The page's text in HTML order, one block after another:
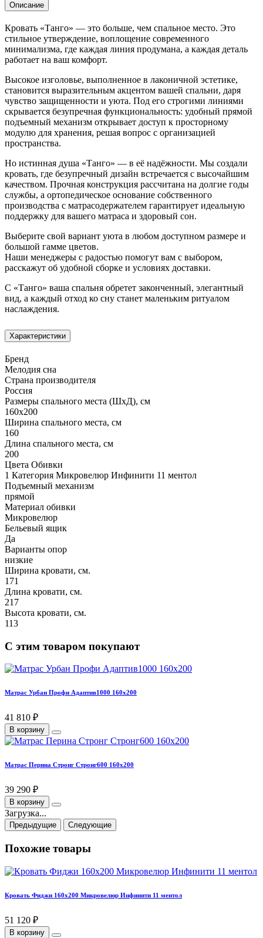
Описание
Кровать «Танго» — это больше, чем спальное место. Это
стильное утверждение, воплощение современного
минимализма, где каждая линия продумана, а каждая деталь
работает на ваш комфорт.
Высокое изголовье, выполненное в лаконичной эстетике,
становится выразительным акцентом вашей спальни, даря
чувство защищенности и уюта. Под его строгими линиями
скрывается безупречная функциональность: удобный прямой
подъемный механизм открывает доступ к просторному
модулю для хранения, решая вопрос с организацией
пространства.
Но истинная душа «Танго» — в её надёжности. Мы создали
кровать, где безупречный дизайн встречается с высочайшим
качеством. Прочная конструкция рассчитана на долгие годы
службы, а ортопедическое основание собственного
производства с матрасодержателем гарантирует идеальную
поддержку для вашего матраса и здоровый сон.
Выберите свой вариант уюта в любом доступном размере и
большой гамме цветов.
Наши менеджеры с радостью помогут вам с выбором,
расскажут об удобной сборке и условиях доставки.
С «Танго» ваша спальня обретет законченный, элегантный
вид, а каждый отход ко сну станет маленьким ритуалом
наслаждения.
Характеристики
Бренд
Мелодия сна
Страна производителя
Россия
Размеры спального места (ШхД), см
160х200
Ширина спального места, см
160
Длина спального места, см
200
Цвета Обивки
1 Категория Микровелюр Инфинити 11 ментол
Подъемный механизм
прямой
Материал обивки
Микровелюр
Бельевый ящик
Да
Варианты опор
низкие
Ширина кровати, см.
171
Длина кровати, см.
217
Высота кровати, см.
113
С этим товаром покупают
Матрас Урбан Профи Адаптив1000 160х200
41 810 ₽
В корзину
Матрас Перина Стронг Стронг600 160х200
39 290 ₽
В корзину
Загрузка...
Предыдущие Следующие
Похожие товары
Кровать Фиджи 160х200 Микровелюр Инфинити 11 ментол
51 120 ₽
В корзину